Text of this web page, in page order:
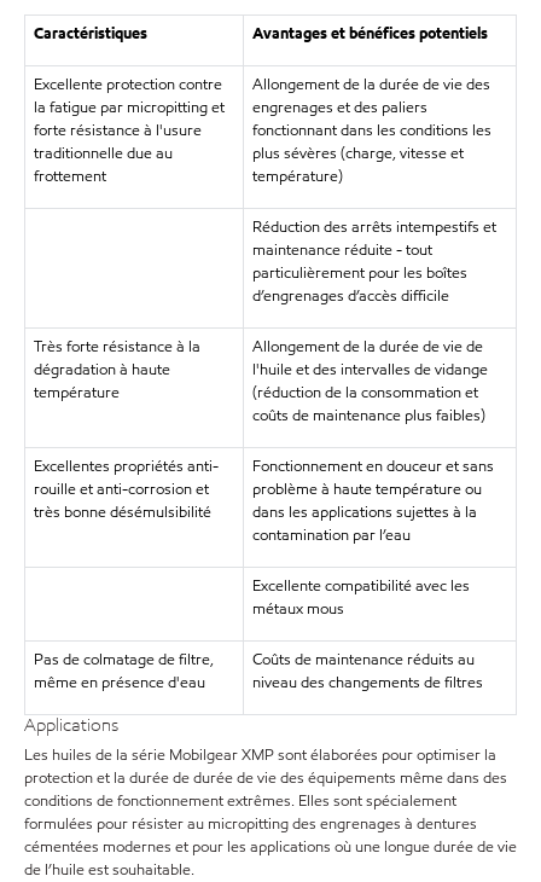
Caractéristiques
Avantages et bénéfices potentiels
Excellente protection contre
la fatigue par micropitting et
forte résistance à l'usure
traditionnelle due au
frottement
Allongement de la durée de vie des
engrenages et des paliers
fonctionnant dans les conditions les
plus sévères (charge, vitesse et
température)
Réduction des arrêts intempestifs et
maintenance réduite - tout
particulièrement pour les boîtes
d’engrenages d’accès difficile
Très forte résistance à la
dégradation à haute
température
Allongement de la durée de vie de
l'huile et des intervalles de vidange
(réduction de la consommation et
coûts de maintenance plus faibles)
Excellentes propriétés anti-
rouille et anti-corrosion et
très bonne désémulsibilité
Fonctionnement en douceur et sans
problème à haute température ou
dans les applications sujettes à la
contamination par l’eau
Excellente compatibilité avec les
métaux mous
Pas de colmatage de filtre,
même en présence d'eau
Coûts de maintenance réduits au
niveau des changements de filtres
Applications
Les huiles de la série Mobilgear XMP sont élaborées pour optimiser la
protection et la durée de durée de vie des équipements même dans des
conditions de fonctionnement extrêmes. Elles sont spécialement
formulées pour résister au micropitting des engrenages à dentures
cémentées modernes et pour les applications où une longue durée de vie
de l’huile est souhaitable.